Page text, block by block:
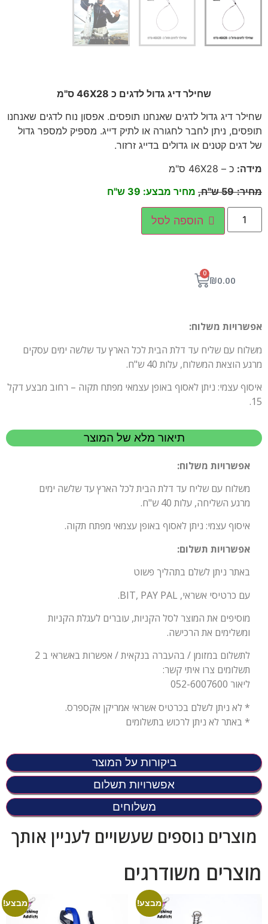
שחילר דיג גדול לדגים כ 46X28 ס"מ
שחילר דיג גדול לדגים שאנחנו תופסים. אפסון נוח לדגים שאנחנו
תופסים, ניתן לחבר לחגורה או לתיק דייג. מספיק למספר גדול
של דגים קטנים או גדולים בדייג זרזור.
מידה: כ – 46X28 ס"מ
מחיר:
59 ש"ח, מחיר מבצע: 39 ש"ח
הוספה לסל
₪0.00
0
אפשרויות משלוח:
משלוח עם שליח עד דלת הבית לכל הארץ עד שלשה ימים עסקים
מרגע הוצאת המשלוח, עלות 40 ש"ח.
איסוף עצמי: ניתן לאסוף באופן עצמאי מפתח תקוה – רחוב מבצע דקל
15.
תיאור מלא של המוצר
ביקורות על המוצר
אפשרויות תשלום
משלוחים
אפשרויות משלוח:
משלוח עם שליח עד דלת הבית לכל הארץ עד שלשה ימים
מרגע השליחה, עלות 40 ש"ח.
איסוף עצמי: ניתן לאסוף באופן עצמאי מפתח תקוה.
אפשרויות תשלום:
באתר ניתן לשלם בתהליך פשוט
עם כרטיסי אשראי, BIT, PAY PAL.
מוסיפים את המוצר לסל הקניות, עוברים לעגלת הקניות
ומשלימים את הרכישה.
לתשלום במזומן / בהעברה בנקאית / אפשרות באשראי ב 2
תשלומים צרו איתי קשר:
ליאור 052-6007600
* לא ניתן לשלם בכרטיס אשראי אמריקן אקספרס.
* באתר לא ניתן לרכוש בתשלומים
מוצרים נוספים שעשויים לעניין אותך
מוצרים משודרגים
מבצע! מבצע!